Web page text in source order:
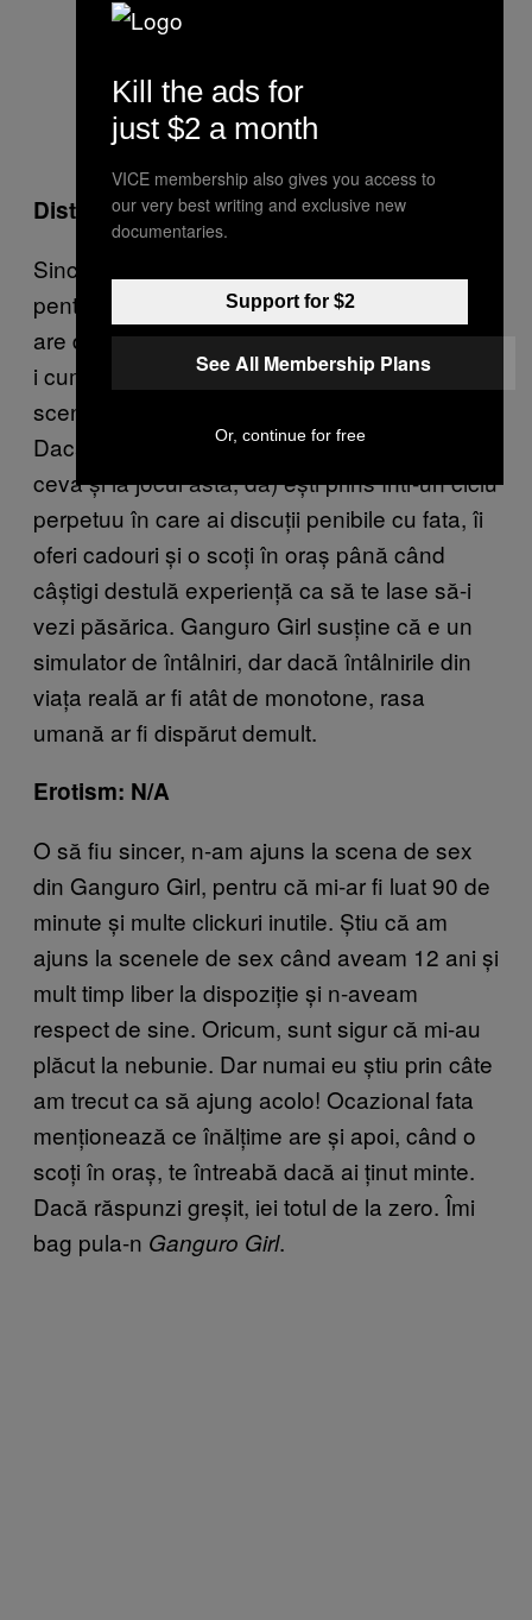
Distracție: 0/10
Sincer să fiu, n-am idee cum am avut răbdare
pentru jocul ăsta când eram mic. Merge prost,
are detalii repetitive și plictisitoare. Trebuie să-
i cumperi flori și prostii, și toate astea pentru o
scenă de sex de 30 de secunde la final.
Dacă n-ai codurile pentru trișat (există așa
ceva și la jocul ăsta, da) ești prins într-un ciclu
perpetuu în care ai discuții penibile cu fata, îi
oferi cadouri și o scoți în oraș până când
câștigi destulă experiență ca să te lase să-i
vezi păsărica. Ganguro Girl susține că e un
simulator de întâlniri, dar dacă întâlnirile din
viața reală ar fi atât de monotone, rasa
umană ar fi dispărut demult.
Erotism: N/A
O să fiu sincer, n-am ajuns la scena de sex
din Ganguro Girl, pentru că mi-ar fi luat 90 de
minute și multe clickuri inutile. Știu că am
ajuns la scenele de sex când aveam 12 ani și
mult timp liber la dispoziție și n-aveam
respect de sine. Oricum, sunt sigur că mi-au
plăcut la nebunie. Dar numai eu știu prin câte
am trecut ca să ajung acolo! Ocazional fata
menționează ce înălțime are și apoi, când o
scoți în oraș, te întreabă dacă ai ținut minte.
Dacă răspunzi greșit, iei totul de la zero. Îmi
bag pula-n Ganguro Girl.
Kill the ads for
just $2 a month
VICE membership also gives you access to
our very best writing and exclusive new
documentaries.
Support for $2
See All Membership Plans
Or, continue for free